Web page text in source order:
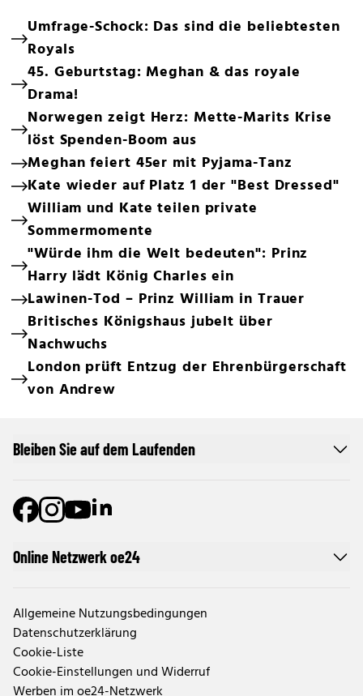
Umfrage-Schock: Das sind die beliebtesten
Royals
45. Geburtstag: Meghan & das royale
Drama!
Norwegen zeigt Herz: Mette-Marits Krise
löst Spenden-Boom aus
Meghan feiert 45er mit Pyjama-Tanz
Kate wieder auf Platz 1 der "Best Dressed"
William und Kate teilen private
Sommermomente
"Würde ihm die Welt bedeuten": Prinz
Harry lädt König Charles ein
Lawinen-Tod – Prinz William in Trauer
Britisches Königshaus jubelt über
Nachwuchs
London prüft Entzug der Ehrenbürgerschaft
von Andrew
Online Netzwerk oe24
Allgemeine Nutzungsbedingungen
Datenschutzerklärung
Cookie-Liste
Cookie-Einstellungen und Widerruf
Werben im oe24-Netzwerk
Bleiben Sie auf dem Laufenden